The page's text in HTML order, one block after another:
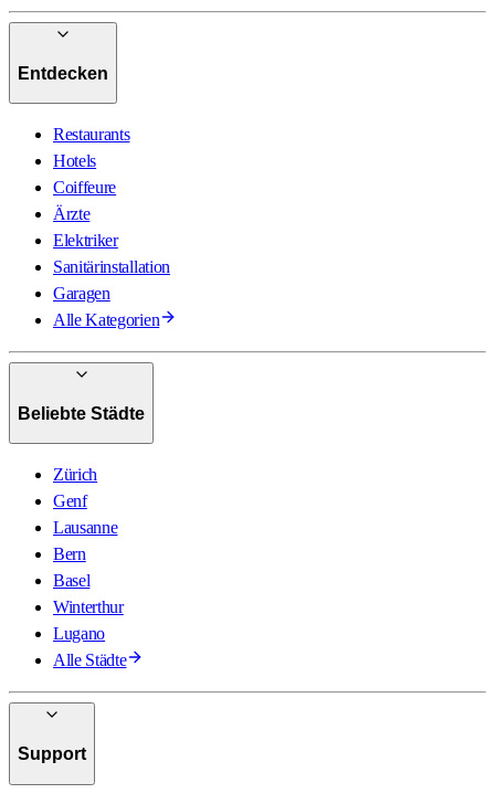
Entdecken
Restaurants
Hotels
Coiffeure
Ärzte
Elektriker
Sanitärinstallation
Garagen
Alle Kategorien
Beliebte Städte
Zürich
Genf
Lausanne
Bern
Basel
Winterthur
Lugano
Alle Städte
Support